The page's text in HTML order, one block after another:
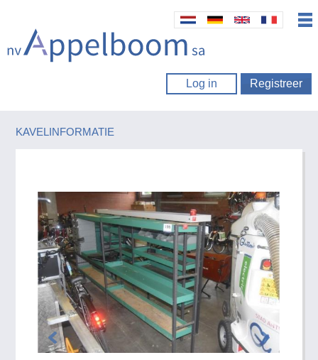
Log in Registreer
KAVELINFORMATIE